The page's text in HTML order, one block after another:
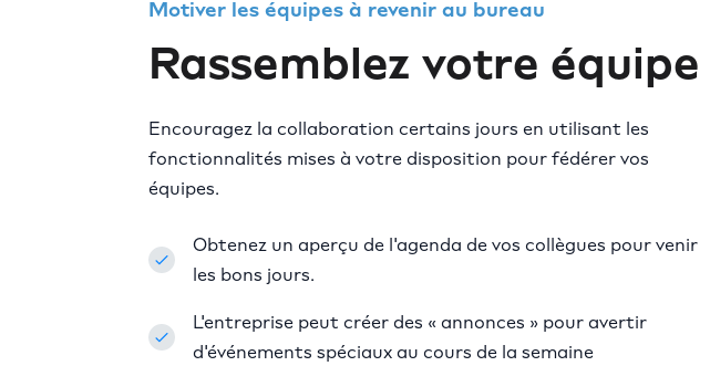
Motiver les équipes à revenir au bureau
Rassemblez votre équipe
Encouragez la collaboration certains jours en utilisant les
fonctionnalités mises à votre disposition pour fédérer vos
équipes.
Obtenez un aperçu de l'agenda de vos collègues pour venir
les bons jours.
L'entreprise peut créer des « annonces » pour avertir
d'événements spéciaux au cours de la semaine